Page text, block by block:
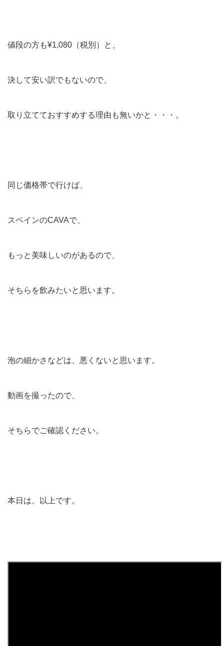
値段の方も¥1,080（税別）と、
決して安い訳でもないので、
取り立てておすすめする理由も無いかと・・・。
同じ価格帯で行けば、
スペインのCAVAで、
もっと美味しいのがあるので、
そちらを飲みたいと思います。
泡の細かさなどは、悪くないと思います。
動画を撮ったので、
そちらでご確認ください。
本日は、以上です。